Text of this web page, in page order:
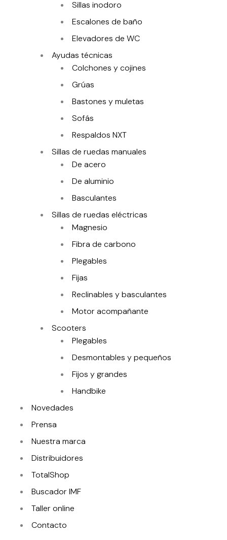
Sillas inodoro
Escalones de baño
Elevadores de WC
Ayudas técnicas
Colchones y cojines
Grúas
Bastones y muletas
Sofás
Respaldos NXT
Sillas de ruedas manuales
De acero
De aluminio
Basculantes
Sillas de ruedas eléctricas
Magnesio
Fibra de carbono
Plegables
Fijas
Reclinables y basculantes
Motor acompañante
Scooters
Plegables
Desmontables y pequeños
Fijos y grandes
Handbike
Novedades
Prensa
Nuestra marca
Distribuidores
TotalShop
Buscador IMF
Taller online
Contacto